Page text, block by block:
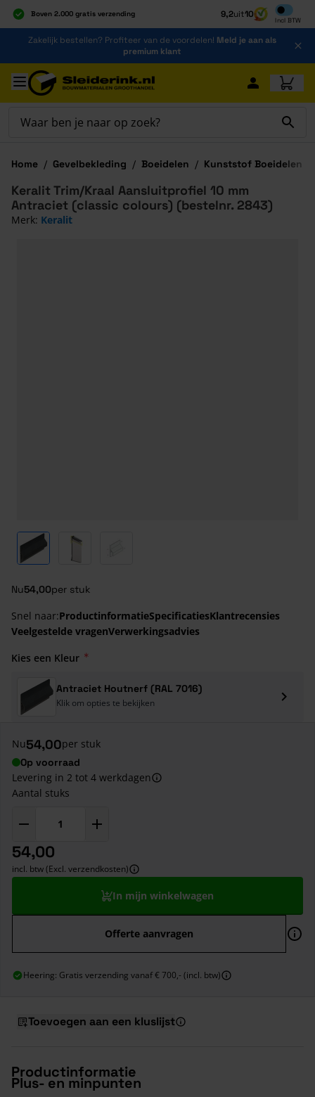
Boven 2.000 gratis verzending
Al 40 jaar dé specialist
Alles onder één dak
9,2uit10
Incl BTW
Inclusief
Ga naar de inhoud
Zakelijk bestellen? Profiteer van de voordelen! Meld je aan als
premium klant
Ga naar hoofdinhoud
Home / Gevelbekleding / Boeidelen / Kunststof Boeidelen
View larger imageView larger image
Nu54,00per stuk
Keralit Trim/Kraal Aansluitprofiel 10 mm
Antraciet (classic colours) (bestelnr. 2843)
Merk: Keralit
Snel naar:ProductinformatieSpecificatiesKlantrecensies
Veelgestelde vragenVerwerkingsadvies
Kies een Kleur
Antraciet Houtnerf (RAL 7016)
Klik om opties te bekijken
Nu54,00per stuk
Op voorraad
Levering in 2 tot 4 werkdagen
Aantal stuks
54,00
incl. btw (Excl. verzendkosten)
In mijn winkelwagen
Offerte aanvragen
Heering: Gratis verzending vanaf € 700,- (incl. btw)
Toevoegen aan een kluslijst
Productinformatie
Plus- en minpunten